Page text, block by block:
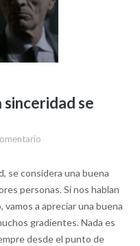
sinceridad se
se considera una buena
personas. Si nos hablan
a apreciar una buena
gradientes. Nada es
desde el punto de